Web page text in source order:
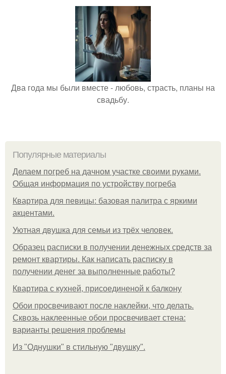
Два года мы были вместе - любовь, страсть, планы на
свадьбу.
Популярные материалы
Делаем погреб на дачном участке своими руками.
Общая информация по устройству погреба
Квартира для певицы: базовая палитра с яркими
акцентами.
Уютная двушка для семьи из трёх человек.
Образец расписки в получении денежных средств за
ремонт квартиры. Как написать расписку в
получении денег за выполненные работы?
Квартира с кухней, присоединеной к балкону
Обои просвечивают после наклейки, что делать.
Сквозь наклеенные обои просвечивает стена:
варианты решения проблемы
Из "Однушки" в стильную "двушку".